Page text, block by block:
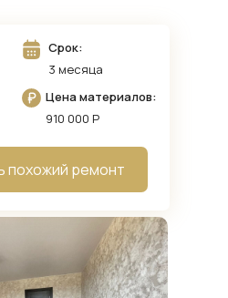
похожий ремонт
Срок:
3 месяца
Цена материалов:
910 000 Р